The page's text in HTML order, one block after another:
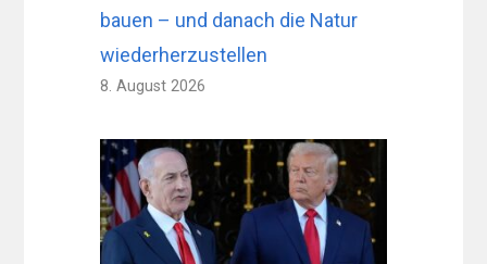
bauen – und danach die Natur
wiederherzustellen
8. August 2026